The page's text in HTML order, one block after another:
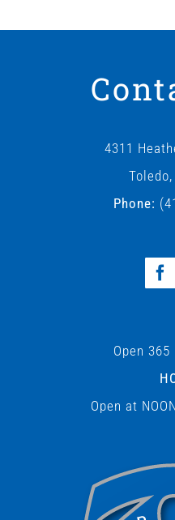
4311
Phone:
Open 365
Open at